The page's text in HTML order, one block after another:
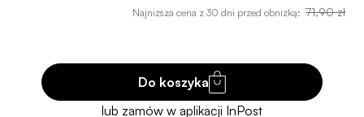
Najniższa cena z 30 dni przed obniżką: 71,90 zł
Do koszyka